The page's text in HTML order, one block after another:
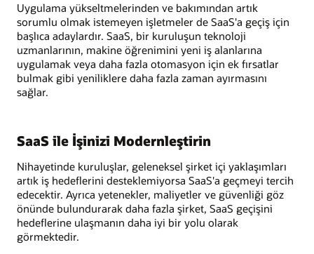
Uygulama yükseltmelerinden ve bakımından artık
sorumlu olmak istemeyen işletmeler de SaaS'a geçiş için
başlıca adaylardır. SaaS, bir kuruluşun teknoloji
uzmanlarının, makine öğrenimini yeni iş alanlarına
uygulamak veya daha fazla otomasyon için ek fırsatlar
bulmak gibi yeniliklere daha fazla zaman ayırmasını
sağlar.
SaaS ile İşinizi Modernleştirin
Nihayetinde kuruluşlar, geleneksel şirket içi yaklaşımları
artık iş hedeflerini desteklemiyorsa SaaS'a geçmeyi tercih
edecektir. Ayrıca yetenekler, maliyetler ve güvenliği göz
önünde bulundurarak daha fazla şirket, SaaS geçişini
hedeflerine ulaşmanın daha iyi bir yolu olarak
görmektedir.